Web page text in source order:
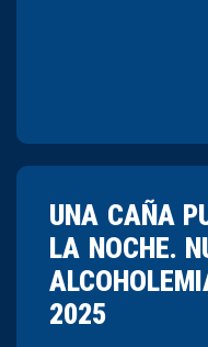
UNA CAÑA
LA NOCHE.
2025